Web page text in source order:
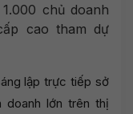
chủ doanh
cao tham dự
lập trực tiếp sở
doanh lớn trên thị